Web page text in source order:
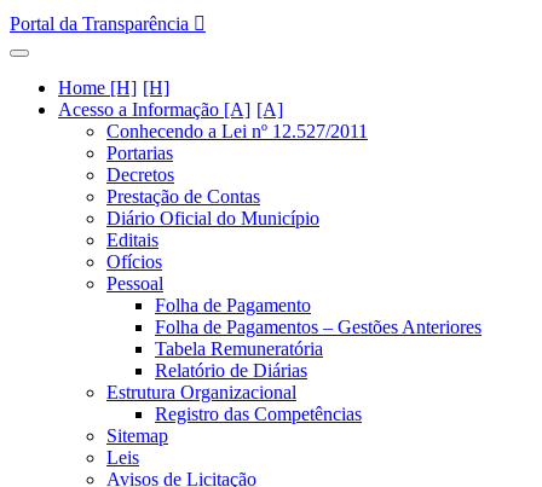
Portal da Transparência
Home [H]
Acesso a Informação [A]
Conhecendo a Lei nº 12.527/2011
Portarias
Decretos
Prestação de Contas
Diário Oficial do Município
Editais
Ofícios
Pessoal
Folha de Pagamento
Folha de Pagamentos – Gestões Anteriores
Tabela Remuneratória
Relatório de Diárias
Estrutura Organizacional
Registro das Competências
Sitemap
Leis
Avisos de Licitação